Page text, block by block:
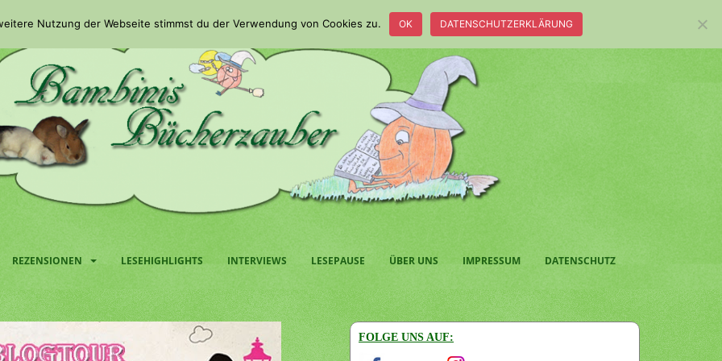
REZENSIONEN LESEHIGHLIGHTS INTERVIEWS LESEPAUSE ÜBER UNS IMPRESSUM DATENSCHUTZ
FOLGE UNS AUF:
Nutzung der Webseite stimmst du der Verwendung von Cookies zu. OK DATENSCHUTZERKLÄRUNG